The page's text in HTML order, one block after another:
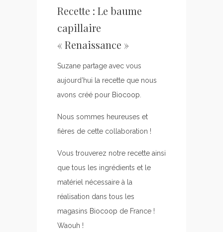
Recette : Le baume
capillaire
« Renaissance »
Suzane partage avec vous
aujourd’hui la recette que nous
avons créé pour Biocoop
Nous sommes heureuses et
fières de cette collaboration !
Vous trouverez notre recette ainsi
que tous les ingrédients et le
matériel nécessaire à la
réalisation dans tous les
magasins Biocoop de France !
Waouh !